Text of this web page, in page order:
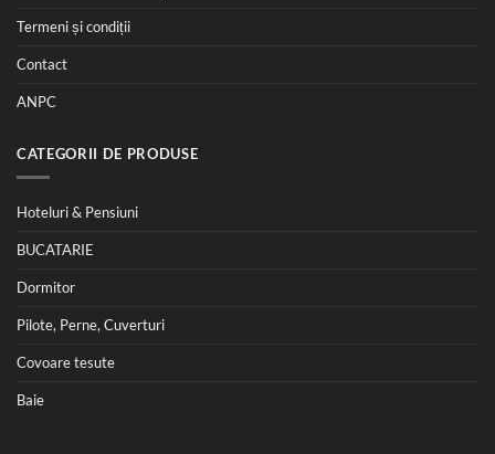
Termeni și condiții
Contact
ANPC
CATEGORII DE PRODUSE
Hoteluri & Pensiuni
BUCATARIE
Dormitor
Pilote, Perne, Cuverturi
Covoare tesute
Baie